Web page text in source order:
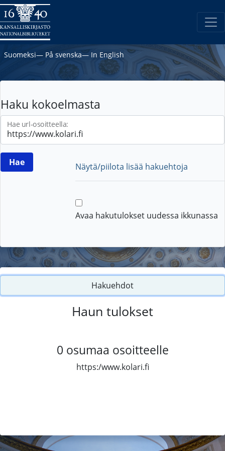
Suomeksi― På svenska― In English
Haku kokoelmasta
Hae url-osoitteella:
Näytä/piilota lisää hakuehtoja
Avaa hakutulokset uudessa ikkunassa
Hakuehdot
Haun tulokset
0 osumaa osoitteelle
https:/www.kolari.fi